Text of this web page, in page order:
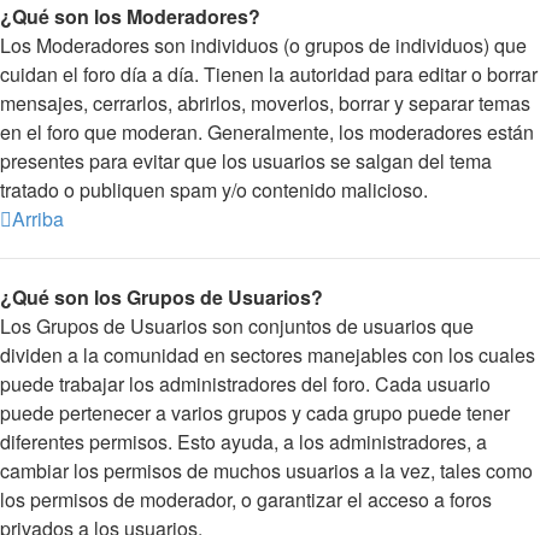
¿Qué son los Moderadores?
Los Moderadores son individuos (o grupos de individuos) que
cuidan el foro día a día. Tienen la autoridad para editar o borrar
mensajes, cerrarlos, abrirlos, moverlos, borrar y separar temas
en el foro que moderan. Generalmente, los moderadores están
presentes para evitar que los usuarios se salgan del tema
tratado o publiquen spam y/o contenido malicioso.
Arriba
¿Qué son los Grupos de Usuarios?
Los Grupos de Usuarios son conjuntos de usuarios que
dividen a la comunidad en sectores manejables con los cuales
puede trabajar los administradores del foro. Cada usuario
puede pertenecer a varios grupos y cada grupo puede tener
diferentes permisos. Esto ayuda, a los administradores, a
cambiar los permisos de muchos usuarios a la vez, tales como
los permisos de moderador, o garantizar el acceso a foros
privados a los usuarios.